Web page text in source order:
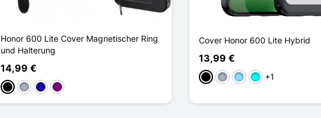
Honor 600 Lite Cover Magnetischer Ring
und Halterung
14,99 €
Schwarz
GrauDunkelblau
Violett
Cover Honor 600 Lite Hybrid
13,99 €
Schwarz
GrauHellblau
Cyan+1